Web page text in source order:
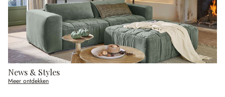
News & Styles
Meer ontdekken